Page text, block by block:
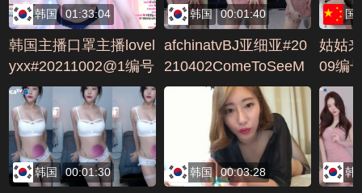
韩国 01:33:04
韩国主播口罩主播lovel
yxx#20211002@1编号
2D341088
韩国 00:01:40
afchinatvBJ亚细亚#20
210402ComeToSeeM
e编号76A734C6
国
姑姑
09编
韩国 00:01:30 韩国 00:03:28 韩